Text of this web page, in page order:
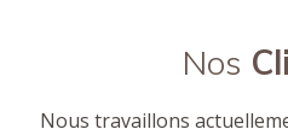
Nos
Nous travaillons